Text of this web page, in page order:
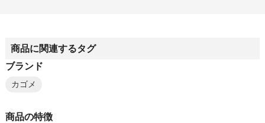
商品に関連するタグ
ブランド
カゴメ
商品の特徴